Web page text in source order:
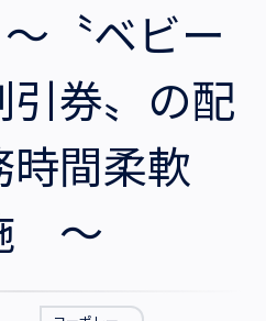
〝ベビー
券〟の配
間柔軟
～